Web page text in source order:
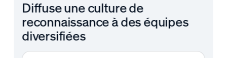
Diffuse une culture de
reconnaissance à des équipes
diversifiées